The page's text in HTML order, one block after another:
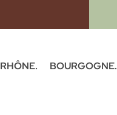
RHÔNE. BOURGOGNE.